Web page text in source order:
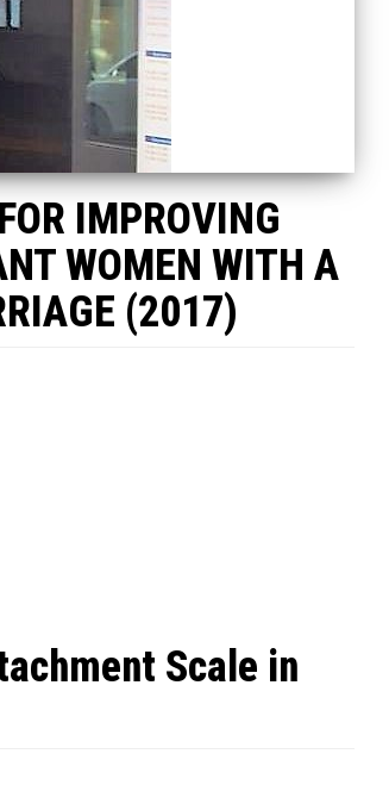
IMPROVING
WOMEN WITH A
(2017)
Scale in